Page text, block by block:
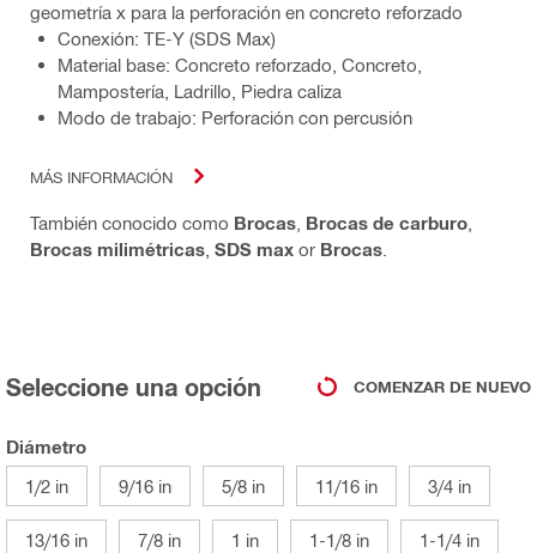
geometría x para la perforación en concreto reforzado
Conexión: TE-Y (SDS Max)
Material base: Concreto reforzado, Concreto,
Mampostería, Ladrillo, Piedra caliza
Modo de trabajo: Perforación con percusión
MÁS INFORMACIÓN
También conocido como Brocas Brocas de carburo
Brocas milimétricas SDS max or Brocas
Seleccione una opción COMENZAR DE NUEVO
Diámetro
1/2 in
9/16 in 5/8 in 11/16 in 3/4 in
13/16 in 7/8 in 1 in 1-1/8 in 1-1/4 in